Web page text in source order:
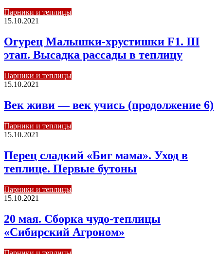
Парники и теплицы
15.10.2021
Огурец Малышки-хрустишки F1. III
этап. Высадка рассады в теплицу
Парники и теплицы
15.10.2021
Век живи — век учись (продолжение 6)
Парники и теплицы
15.10.2021
Перец сладкий «Биг мама». Уход в
теплице. Первые бутоны
Парники и теплицы
15.10.2021
20 мая. Сборка чудо-теплицы
«Сибирский Агроном»